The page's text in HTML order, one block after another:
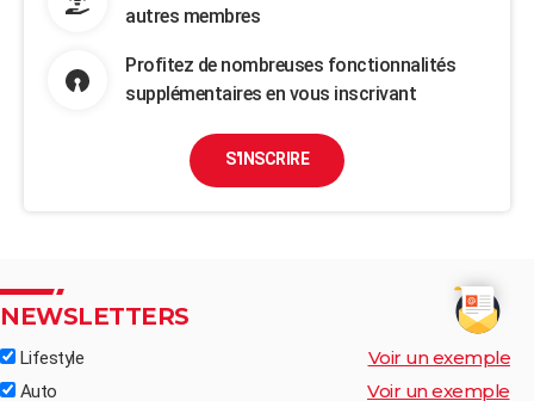
autres membres
Profitez de nombreuses fonctionnalités
supplémentaires en vous inscrivant
S'INSCRIRE
NEWSLETTERS
Lifestyle Voir un exemple
Auto Voir un exemple